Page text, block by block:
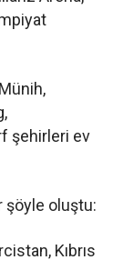
şehirleri ev
şöyle oluştu:
Kıbrıs